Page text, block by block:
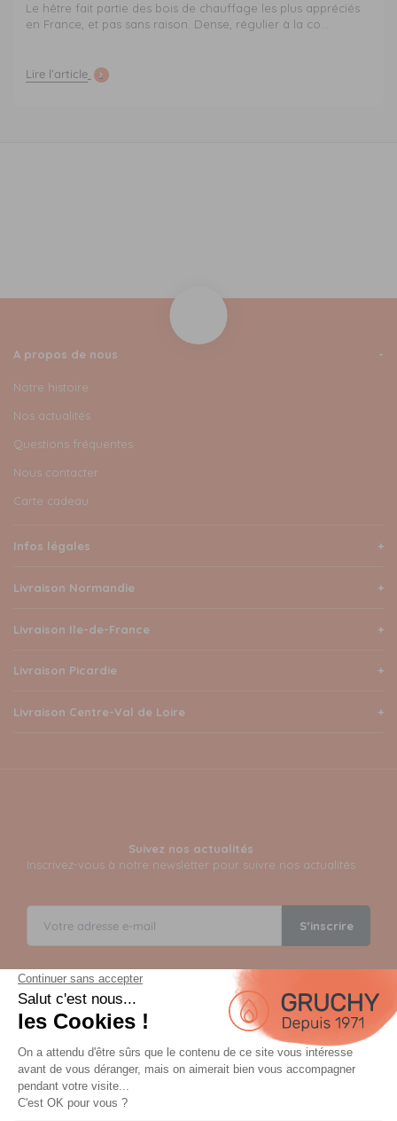
Le hêtre fait partie des bois de chauffage les plus appréciés
en France, et pas sans raison. Dense, régulier à la co...
Lire l’article
A propos de nous
Notre histoire
Nos actualités
Questions fréquentes
Nous contacter
Carte cadeau
Infos légales
Livraison Normandie
Livraison Ile-de-France
Livraison Picardie
Livraison Centre-Val de Loire
Suivez nos actualités
Inscrivez-vous à notre newsletter pour suivre nos actualités
S’inscrire
Instagram TikTokYouTube
Paiement sécurisé en 12 fois avec Alma
Paiement 100% sécurisé par 3D Secure et possible en 3,